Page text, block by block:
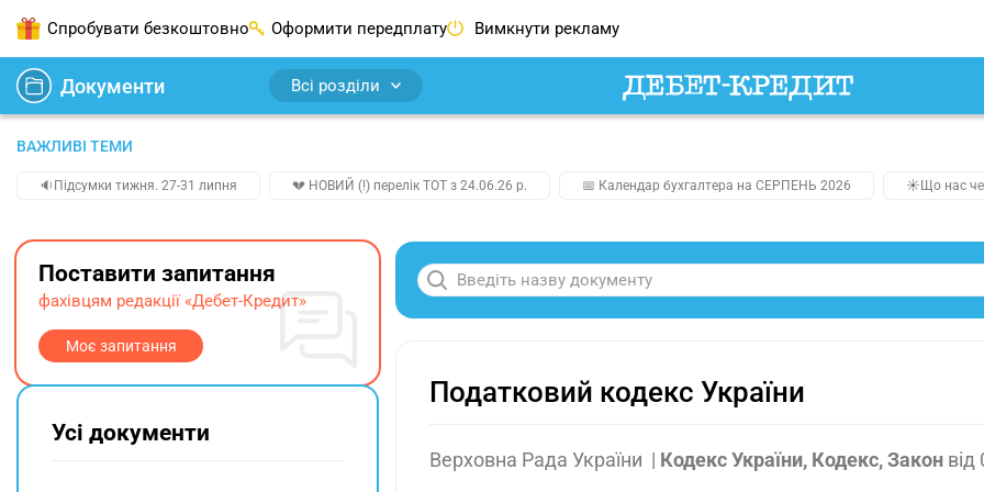
Спробувати безкоштовно Оформити передплату Вимкнути рекламу
Документи Всі розділи
ВАЖЛИВІ ТЕМИ
🔉Підсумки тижня. 27-31 липня 💔 НОВИЙ (!) перелік ТОТ з 24.06.26 р. 📅 Календар бухгалтера на СЕРПЕНЬ 2026 ☀️Що нас
Податковий кодекс України
Верховна Рада України | Кодекс України, Кодекс, Закон від
Поставити запитання
фахівцям редакції «Дебет-Кредит»
Моє запитання
Усі документи